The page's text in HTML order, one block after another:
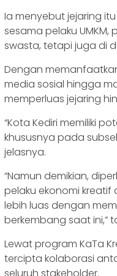
Ia menyebut jejaring
sesama pelaku
swasta, tetapi juga di
Dengan
media sosial hingga
memperluas jejaring
“Kota Kediri memiliki
khususnya pada
jelasnya.
“Namun demikian,
pelaku ekonomi
lebih luas dengan
berkembang saat ini,”
Lewat program KaTa
tercipta kolaborasi
seluruh stakeholder.